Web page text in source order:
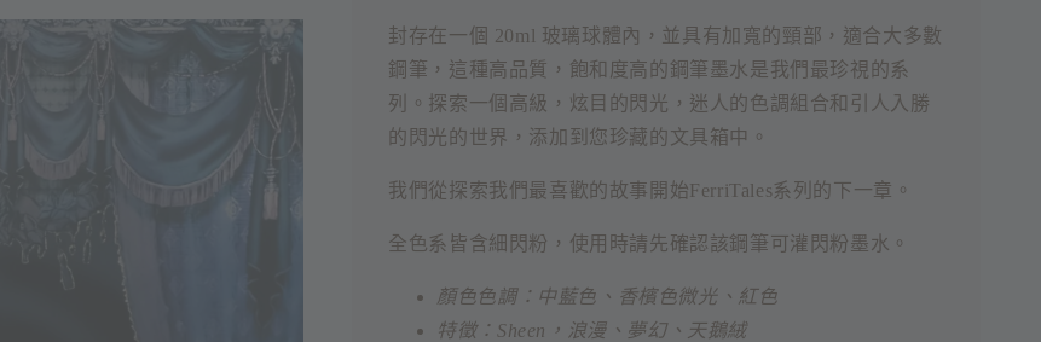
封存在一個 20ml 玻璃球體內，並具有加寬的頸部，適合大多數
鋼筆，這種高品質，飽和度高的鋼筆墨水是我們最珍視的系
列。探索一個高級，炫目的閃光，迷人的色調組合和引人入勝
的閃光的世界，添加到您珍藏的文具箱中。
我們從探索我們最喜歡的故事開始FerriTales系列的下一章。
全色系皆含細閃粉，使用時請先確認該鋼筆可灌閃粉墨水。
顏色色調：中藍色、香檳色微光、紅色
特徵：Sheen，浪漫、夢幻、天鵝絨